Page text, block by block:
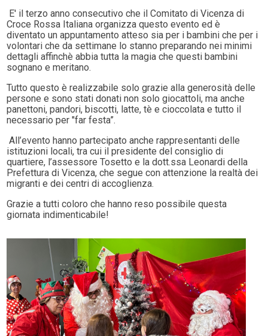
E' il terzo anno consecutivo che il Comitato di Vicenza di
Croce Rossa Italiana organizza questo evento ed è
diventato un appuntamento atteso sia per i bambini che per i
volontari che da settimane lo stanno preparando nei minimi
dettagli affinchè abbia tutta la magia che questi bambini
sognano e meritano.
Tutto questo è realizzabile solo grazie alla generosità delle
persone e sono stati donati non solo giocattoli, ma anche
panettoni, pandori, biscotti, latte, tè e cioccolata e tutto il
necessario per "far festa”.
All’evento hanno partecipato anche rappresentanti delle
istituzioni locali, tra cui il presidente del consiglio di
quartiere, l’assessore Tosetto e la dott.ssa Leonardi della
Prefettura di Vicenza, che segue con attenzione la realtà dei
migranti e dei centri di accoglienza.
Grazie a tutti coloro che hanno reso possibile questa
giornata indimenticabile!